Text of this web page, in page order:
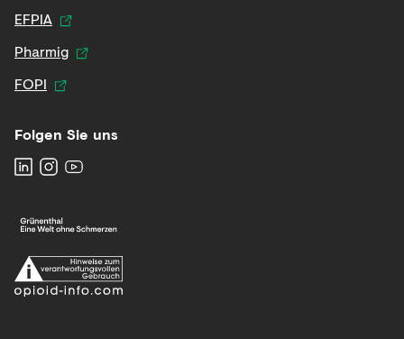
EFPIA
Pharmig
FOPI
Folgen Sie uns